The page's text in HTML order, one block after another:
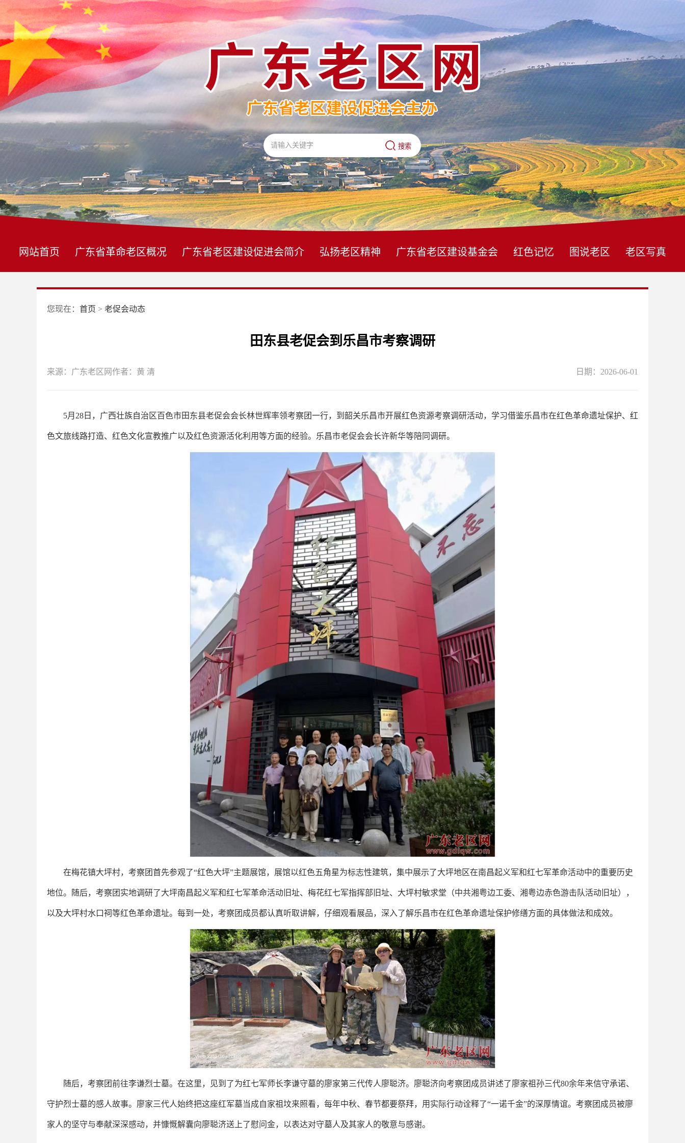
网站首页 广东省革命老区概况 广东省老区建设促进会简介 弘扬老区精神 广东省老区建设基金会 红色记忆 图说老区 老区写真
您现在： 首页 > 老促会动态
田东县老促会到乐昌市考察调研
来源：广东老区网作者：黄 清 日期：2026-06-01
5月28日，广西壮族自治区百色市田东县老促会会长林世辉率领考察团一行，到韶关乐昌市开展红色资源考察调研活动，学习借鉴乐昌市在红色革命遗址保护、红
色文旅线路打造、红色文化宣教推广以及红色资源活化利用等方面的经验。乐昌市老促会会长许新华等陪同调研。
在梅花镇大坪村，考察团首先参观了“红色大坪”主题展馆，展馆以红色五角星为标志性建筑，集中展示了大坪地区在南昌起义军和红七军革命活动中的重要历史
地位。随后，考察团实地调研了大坪南昌起义军和红七军革命活动旧址、梅花红七军指挥部旧址、大坪村敏求堂（中共湘粤边工委、湘粤边赤色游击队活动旧址），
以及大坪村水口祠等红色革命遗址。每到一处，考察团成员都认真听取讲解，仔细观看展品，深入了解乐昌市在红色革命遗址保护修缮方面的具体做法和成效。
随后，考察团前往李谦烈士墓。在这里，见到了为红七军师长李谦守墓的廖家第三代传人廖聪济。廖聪济向考察团成员讲述了廖家祖孙三代80余年来信守承诺、
守护烈士墓的感人故事。廖家三代人始终把这座红军墓当成自家祖坟来照看，每年中秋、春节都要祭拜，用实际行动诠释了“一诺千金”的深厚情谊。考察团成员被廖
家人的坚守与奉献深深感动，并慷慨解囊向廖聪济送上了慰问金，以表达对守墓人及其家人的敬意与感谢。